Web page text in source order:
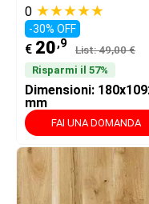
0 ★★★★★
-30% OFF
€ 20,9 List: 49,00 €
Risparmi il 57%
Dimensioni:
mm
FAI UNA DOMANDA